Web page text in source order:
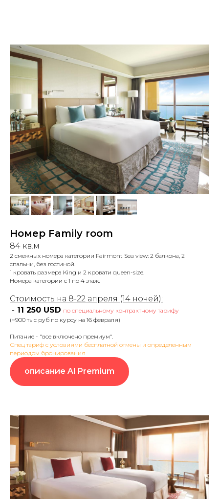
Номер Family room
84 кв.м
2 смежных номера категории Fairmont Sea view: 2 балкона, 2
спальни, без гостиной.
1 кровать размера King и 2 кровати queen-size.
Номера категории с 1 по 4 этаж.
Стоимость на 8-22 апреля (14 ночей):
- 11 250 USD по специальному контрактному тарифу
(~900 тыс руб по курсу на 16 февраля)
Питание - "все включено премиум".
Спец тариф с условиями бесплатной отмены и определенным
периодом бронирования
описание AI Premium